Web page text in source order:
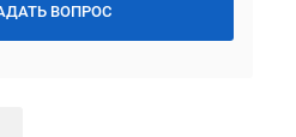
ВОПРОС